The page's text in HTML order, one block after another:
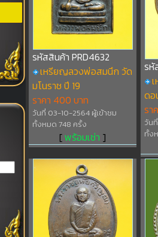
รหัสสินค้า PRD4632
เหรียญลวงพ่อสมนึก วัด
มโนราช ปี 19
ราคา 400 บาท
วันที่ 03-10-2564 ผู้เข้าชม
ทั้งหมด 748 ครั้ง
[พร้อมเช่า ]
รหั
ดอ
รา
วัน
ทั้ง